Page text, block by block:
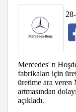
Mercedes' n
fabrikaları için
üretime ara veren
artmasından
açıkladı.